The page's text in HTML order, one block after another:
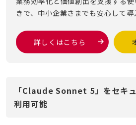
きで、中小企業さまでも安心して導
詳しくはこちら
「Claude Sonnet 5」をセキ
利用可能